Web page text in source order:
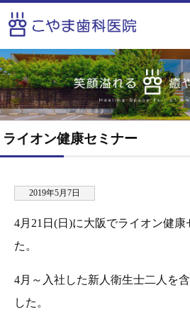
ライオン健康セミナー
2019年5月7日
4月21日(日)に大阪でライオン健康
た。
4月～入社した新人衛生士二人を
した。